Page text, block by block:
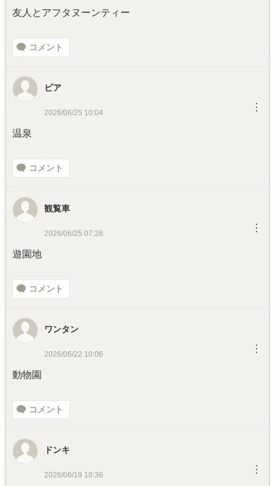
友人とアフタヌーンティー
コメント
ビア
2026/06/25 10:04 ︙
温泉
コメント
観覧車
2026/06/25 07:28 ︙
遊園地
コメント
ワンタン
2026/06/22 10:06 ︙
動物園
コメント
ドンキ
2026/06/19 18:36 ︙